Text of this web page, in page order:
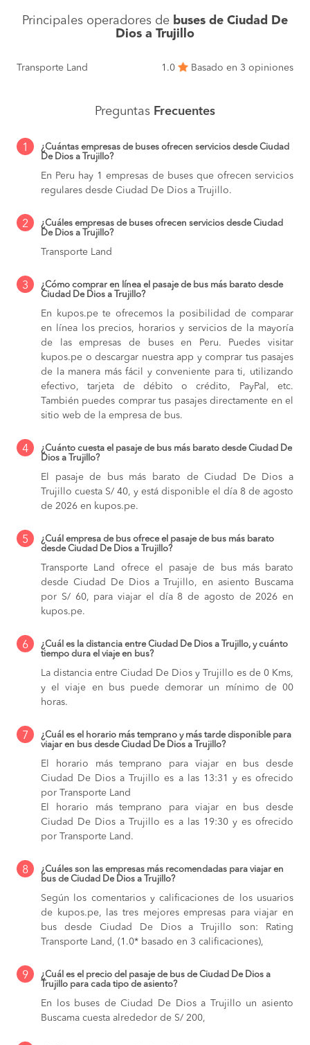
Principales operadores de buses de Ciudad De
Dios a Trujillo
Transporte Land 1.0 Basado en 3 opiniones
Preguntas Frecuentes
1
¿Cuántas empresas de buses ofrecen servicios desde Ciudad
De Dios a Trujillo?
En Peru hay 1 empresas de buses que ofrecen servicios
regulares desde Ciudad De Dios a Trujillo.
2
¿Cuáles empresas de buses ofrecen servicios desde Ciudad
De Dios a Trujillo?
Transporte Land
3
¿Cómo comprar en línea el pasaje de bus más barato desde
Ciudad De Dios a Trujillo?
En kupos.pe te ofrecemos la posibilidad de comparar
en línea los precios, horarios y servicios de la mayoría
de las empresas de buses en Peru. Puedes visitar
kupos.pe o descargar nuestra app y comprar tus pasajes
de la manera más fácil y conveniente para ti, utilizando
efectivo, tarjeta de débito o crédito, PayPal, etc.
También puedes comprar tus pasajes directamente en el
sitio web de la empresa de bus.
4
¿Cuánto cuesta el pasaje de bus más barato desde Ciudad De
Dios a Trujillo?
El pasaje de bus más barato de Ciudad De Dios a
Trujillo cuesta S/ 40, y está disponible el día 8 de agosto
de 2026 en kupos.pe.
5
¿Cuál empresa de bus ofrece el pasaje de bus más barato
desde Ciudad De Dios a Trujillo?
Transporte Land ofrece el pasaje de bus más barato
desde Ciudad De Dios a Trujillo, en asiento Buscama
por S/ 60, para viajar el día 8 de agosto de 2026 en
kupos.pe.
6
¿Cuál es la distancia entre Ciudad De Dios a Trujillo, y cuánto
tiempo dura el viaje en bus?
La distancia entre Ciudad De Dios y Trujillo es de 0 Kms,
y el viaje en bus puede demorar un mínimo de 00
horas.
7
¿Cuál es el horario más temprano y más tarde disponible para
viajar en bus desde Ciudad De Dios a Trujillo?
El horario más temprano para viajar en bus desde
Ciudad De Dios a Trujillo es a las 13:31 y es ofrecido
por Transporte Land
El horario más temprano para viajar en bus desde
Ciudad De Dios a Trujillo es a las 19:30 y es ofrecido
por Transporte Land.
8
¿Cuáles son las empresas más recomendadas para viajar en
bus de Ciudad De Dios a Trujillo?
Según los comentarios y calificaciones de los usuarios
de kupos.pe, las tres mejores empresas para viajar en
bus desde Ciudad De Dios a Trujillo son: Rating
Transporte Land, (1.0* basado en 3 calificaciones),
9
¿Cuál es el precio del pasaje de bus de Ciudad De Dios a
Trujillo para cada tipo de asiento?
En los buses de Ciudad De Dios a Trujillo un asiento
Buscama cuesta alrededor de S/ 200,